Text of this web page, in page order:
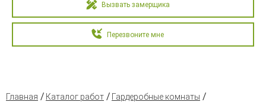
Перезвоните мне
Вызвать замерщика
Главная Каталог работ
Гардеробные комнаты